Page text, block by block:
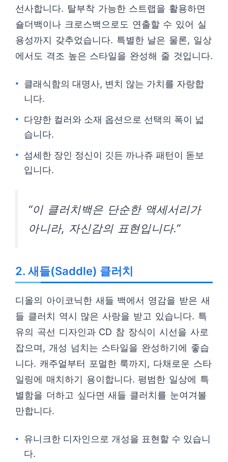
선사합니다. 탈부착 가능한 스트랩을 활용하면
숄더백이나 크로스백으로도 연출할 수 있어 실
용성까지 갖추었습니다. 특별한 날은 물론, 일상
에서도 격조 높은 스타일을 완성해 줄 것입니다.
클래식함의 대명사, 변치 않는 가치를 자랑합
니다.
다양한 컬러와 소재 옵션으로 선택의 폭이 넓
습니다.
섬세한 장인 정신이 깃든 까나쥬 패턴이 돋보
입니다.
“이 클러치백은 단순한 액세서리가
아니라, 자신감의 표현입니다.”
2. 새들(Saddle) 클러치
디올의 아이코닉한 새들 백에서 영감을 받은 새
들 클러치 역시 많은 사랑을 받고 있습니다. 특
유의 곡선 디자인과 CD 참 장식이 시선을 사로
잡으며, 개성 넘치는 스타일을 완성하기에 좋습
니다. 캐주얼부터 포멀한 룩까지, 다채로운 스타
일링에 매치하기 용이합니다. 평범한 일상에 특
별함을 더하고 싶다면 새들 클러치를 눈여겨볼
만합니다.
유니크한 디자인으로 개성을 표현할 수 있습니
다.